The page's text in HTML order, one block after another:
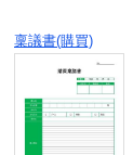
稟議書(購買)